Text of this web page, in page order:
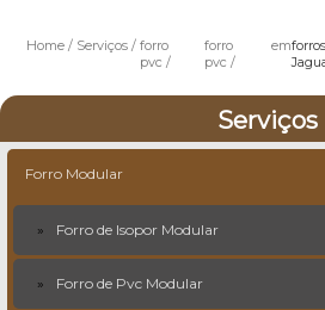
Home Serviços
forro
pvc
forro em
pvc
Serviços
Forro Modular
Forro de Isopor Modular
Forro de Pvc Modular